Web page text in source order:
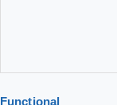
Functional